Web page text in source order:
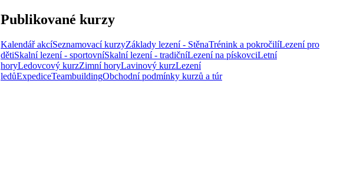
Publikované kurzy
Kalendář akcíSeznamovací kurzyZáklady lezení - StěnaTrénink a pokročilíLezení pro
dětiSkalní lezení - sportovníSkalní lezení - tradičníLezení na pískovciLetní
horyLedovcový kurzZimní horyLavinový kurzLezení
ledůExpediceTeambuildingObchodní podmínky kurzů a túr